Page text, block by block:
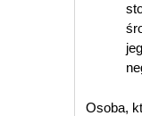
Osoba,